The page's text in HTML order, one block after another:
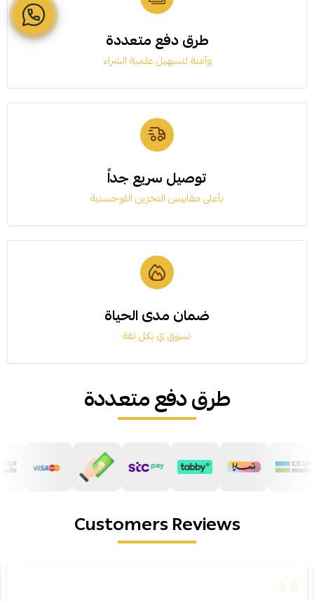
طرق دفع متعددة
وآمنة لتسهيل علمية الشراء
توصيل سريع جداً
بأعلى مقاييس التخزين اللوجستية
ضمان مدى الحياة
تسوق ي بكل ثقة
طرق دفع متعددة
Customers Reviews